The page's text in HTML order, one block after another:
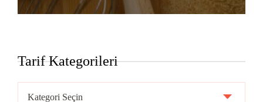
Tarif Kategorileri